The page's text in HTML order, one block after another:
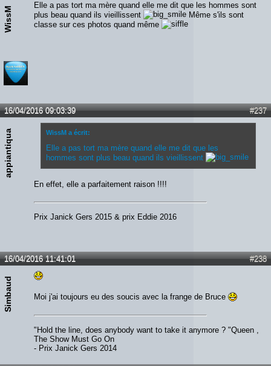
WissM
Elle a pas tort ma mère quand elle me dit que les hommes sont
plus beau quand ils vieillissent
Même s'ils sont
classe sur ces photos quand même
#237
16/04/2016 09:03:39
appiantiqua WissM a écrit:
Elle a pas tort ma mère quand elle me dit que les
hommes sont plus beau quand ils vieillissent
En effet, elle a parfaitement raison !!!!
Prix Janick Gers 2015 & prix Eddie 2016
#238
16/04/2016 11:41:01
Simbaud Moi j'ai toujours eu des soucis avec la frange de Bruce
"Hold the line, does anybody want to take it anymore ? "Queen ,
The Show Must Go On
- Prix Janick Gers 2014